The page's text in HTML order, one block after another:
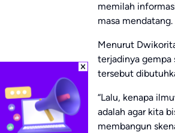
memilah
masa mendatang.
Menurut
terjadinya gempa
tersebut
“Lalu, kenapa
adalah agar kita
membangun